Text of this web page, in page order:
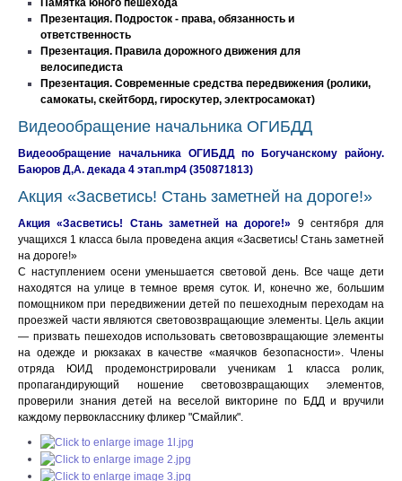
Памятка юного пешехода
Презентация. Подросток - права, обязанность и
ответственность
Презентация. Правила дорожного движения для
велосипедиста
Презентация. Современные средства передвижения (ролики,
самокаты, скейтборд, гироскутер, электросамокат)
Видеообращение начальника ОГИБДД
Видеообращение начальника ОГИБДД по Богучанскому району.
Баюров Д,А. декада 4 этап.mp4 (350871813)
Акция «Засветись! Стань заметней на дороге!»
Акция «Засветись! Стань заметней на дороге!» 9 сентября для
учащихся 1 класса была проведена акция «Засветись! Стань заметней
на дороге!»
С наступлением осени уменьшается световой день. Все чаще дети
находятся на улице в темное время суток. И, конечно же, большим
помощником при передвижении детей по пешеходным переходам на
проезжей части являются световозвращающие элементы. Цель акции
— призвать пешеходов использовать световозвращающие элементы
на одежде и рюкзаках в качестве «маячков безопасности». Члены
отряда ЮИД продемонстрировали ученикам 1 класса ролик,
пропагандирующий ношение световозвращающих элементов,
проверили знания детей на веселой викторине по БДД и вручили
каждому первокласснику фликер "Смайлик".